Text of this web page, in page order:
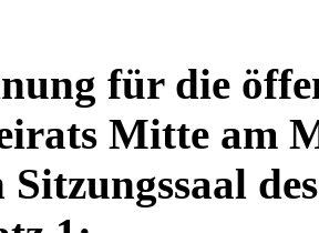
für die
Mitte am